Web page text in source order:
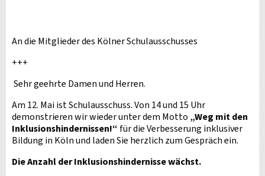
An die Mitglieder des Kölner Schulausschusses
+++
Sehr geehrte Damen und Herren.
Am 12. Mai ist Schulausschuss. Von 14 und 15 Uhr
demonstrieren wir wieder unter dem Motto „Weg mit den
Inklusionshindernissen!“ für die Verbesserung inklusiver
Bildung in Köln und laden Sie herzlich zum Gespräch ein.
Die Anzahl der Inklusionshindernisse wächst.